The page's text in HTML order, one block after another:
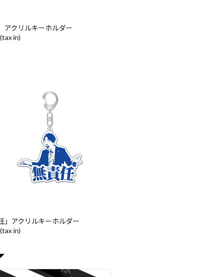
アクリルキーホルダー
in)
」アクリルキーホルダー
in)